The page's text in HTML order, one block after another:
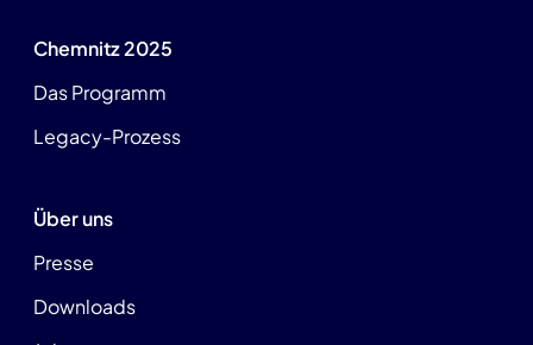
Chemnitz 2025
Das Programm
Legacy-Prozess
Über uns
Presse
Downloads